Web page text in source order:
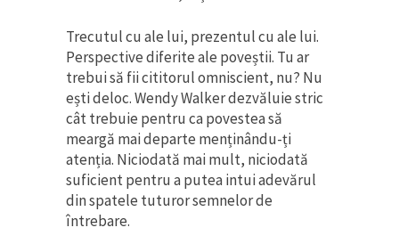
Trecutul cu ale lui, prezentul cu ale lui.
Perspective diferite ale poveștii. Tu ar
trebui să fii cititorul omniscient, nu? Nu
ești deloc. Wendy Walker dezvăluie stric
cât trebuie pentru ca povestea să
meargă mai departe menținându-ți
atenția. Niciodată mai mult, niciodată
suficient pentru a putea intui adevărul
din spatele tuturor semnelor de
întrebare.